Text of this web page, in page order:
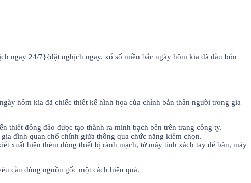
ngay 24/7}{đặt nghịch ngay. xổ số miền bắc ngày hôm kia đã đầu bốn
hôm kia đã chiếc thiết kế hình họa của chính bản thân người trong gia
thiết đông đảo được tạo thành ra minh bạch bên trên trang công ty.
đình quan chổ chính giữa thông qua chức năng kiếm chọn.
xuất hiện thêm dòng thiết bị rành mạch, từ máy tính xách tay để bàn, máy
cầu dùng nguồn gốc một cách hiệu quả.